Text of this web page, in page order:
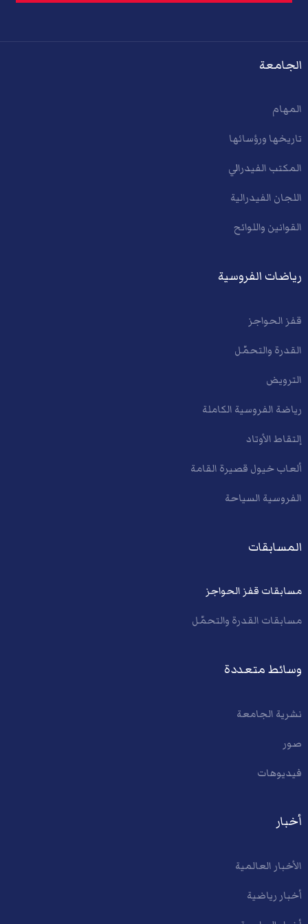
الجامعة
المهام
تاريخها ورؤسائها
المكتب الفيدرالي
اللجان الفيدرالية
القوانين واللوائح
رياضات الفروسية
قفز الحواجز
القدرة والتحمّل
الترويض
رياضة الفروسية الكاملة
إلتقاط الأوتاد
ألعاب خيول قصيرة القامة
الفروسية السياحة
المسابقات
مسابقات قفز الحواجز
مسابقات القدرة والتحمّل
وسائط متعددة
نشرية الجامعة
صور
فيديوهات
أخبار
الأخبار العالمية
أخبار رياضية